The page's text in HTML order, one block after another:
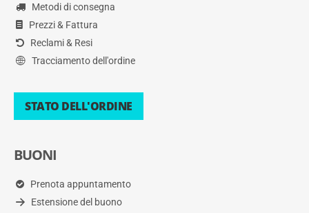
Metodi di consegna
Prezzi & Fattura
Reclami & Resi
Tracciamento dell'ordine
STATO DELL'ORDINE
BUONI
Prenota appuntamento
Estensione del buono